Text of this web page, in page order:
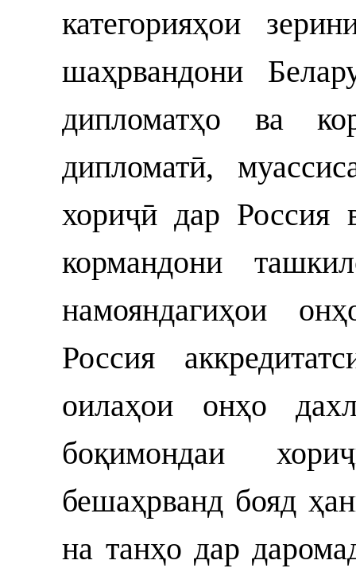
категорияҳои
шаҳрвандони
дипломатҳо ва
дипломатӣ,
хориҷӣ дар Россия
кормандони
намояндагиҳои
Россия
оилаҳои онҳо
боқимондаи
бешаҳрванд бояд
на танҳо дар